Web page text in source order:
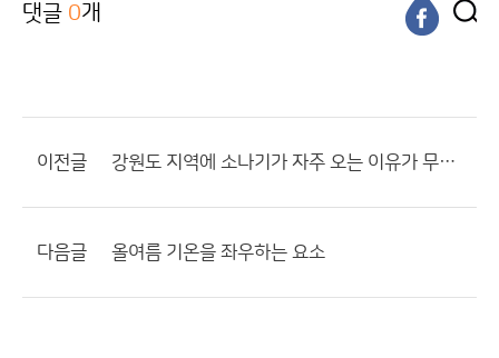
댓글 0개
이전글 강원도 지역에 소나기가 자주 오는 이유가 무엇일까요???
다음글 올여름 기온을 좌우하는 요소